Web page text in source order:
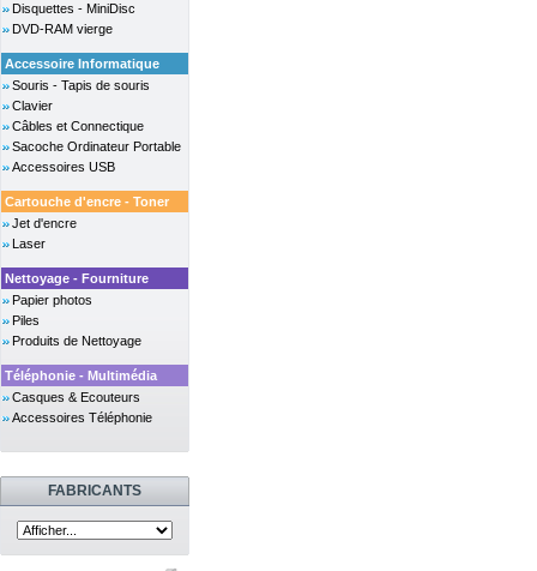
Disquettes - MiniDisc
DVD-RAM vierge
Accessoire Informatique
Souris - Tapis de souris
Clavier
Câbles et Connectique
Sacoche Ordinateur Portable
Accessoires USB
Cartouche d'encre - Toner
Jet d'encre
Laser
Nettoyage - Fourniture
Papier photos
Piles
Produits de Nettoyage
Téléphonie - Multimédia
Casques & Ecouteurs
Accessoires Téléphonie
FABRICANTS